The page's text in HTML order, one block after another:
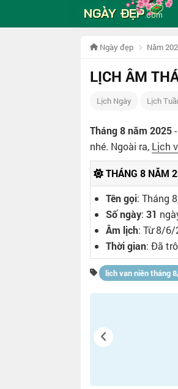
NGÀY ĐẸP.com
Ngày đẹp Năm
LỊCH ÂM
Lịch Ngày Lịch
Tháng 8 năm 2025
nhé. Ngoài ra, Lịch
THÁNG 8 NĂM
Tên gọi: Tháng
Số ngày: 31
Âm lịch: Từ 8/
Thời gian: Đã
lịch vạn niên tháng